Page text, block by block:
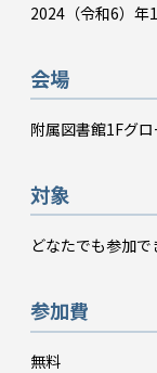
2024（令和6）年
会場
附属図書館1Fグ
対象
どなたでも参加で
参加費
無料